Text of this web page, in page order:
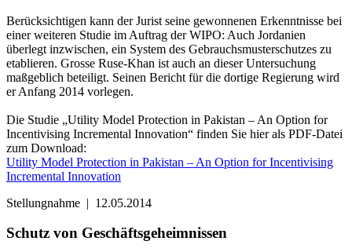
Berücksichtigen kann der Jurist seine gewonnenen Erkenntnisse bei
einer weiteren Studie im Auftrag der WIPO: Auch Jordanien
überlegt inzwischen, ein System des Gebrauchsmusterschutzes zu
etablieren. Grosse Ruse-Khan ist auch an dieser Untersuchung
maßgeblich beteiligt. Seinen Bericht für die dortige Regierung wird
er Anfang 2014 vorlegen.
Die Studie „Utility Model Protection in Pakistan – An Option for
Incentivising Incremental Innovation“ finden Sie hier als PDF-Datei
zum Download:
Utility Model Protection in Pakistan – An Option for Incentivising
Incremental Innovation
Stellungnahme | 12.05.2014
Schutz von Geschäftsgeheimnissen